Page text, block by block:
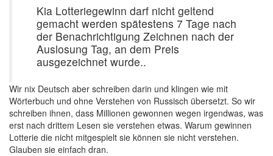
Kia Lotteriegewinn darf nicht geltend
gemacht werden spätestens 7 Tage nach
der Benachrichtigung Zeichnen nach der
Auslosung Tag, an dem Preis
ausgezeichnet wurde..
Wir nix Deutsch aber schreiben darin und klingen wie mit
Wörterbuch und ohne Verstehen von Russisch übersetzt. So wir
schreiben ihnen, dass Millionen gewonnen wegen irgendwas, was
erst nach drittem Lesen sie verstehen etwas. Warum gewinnen
Lotterie die nicht mitgespielt sie können sie nicht verstehen.
Glauben sie einfach dran.